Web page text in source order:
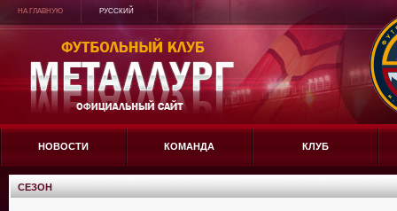
НА ГЛАВНУЮ РУССКИЙ
НОВОСТИ КОМАНДА КЛУБ
СЕЗОН